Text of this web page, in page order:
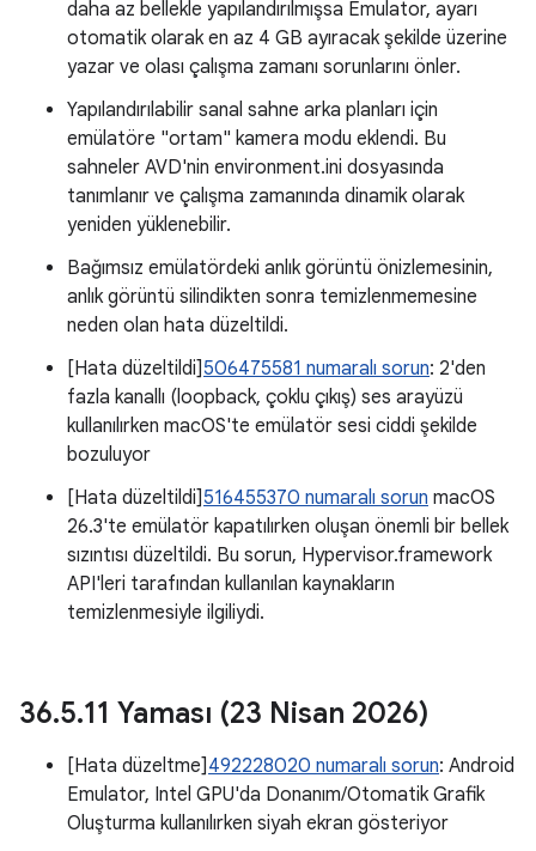
daha az bellekle yapılandırılmışsa Emulator, ayarı
otomatik olarak en az 4 GB ayıracak şekilde üzerine
yazar ve olası çalışma zamanı sorunlarını önler.
Yapılandırılabilir sanal sahne arka planları için
emülatöre "ortam" kamera modu eklendi. Bu
sahneler AVD'nin environment.ini dosyasında
tanımlanır ve çalışma zamanında dinamik olarak
yeniden yüklenebilir.
Bağımsız emülatördeki anlık görüntü önizlemesinin,
anlık görüntü silindikten sonra temizlenmemesine
neden olan hata düzeltildi.
[Hata düzeltildi] 506475581 numaralı sorun: 2'den
fazla kanallı (loopback, çoklu çıkış) ses arayüzü
kullanılırken macOS'te emülatör sesi ciddi şekilde
bozuluyor
[Hata düzeltildi] 516455370 numaralı sorun macOS
26.3'te emülatör kapatılırken oluşan önemli bir bellek
sızıntısı düzeltildi. Bu sorun, Hypervisor.framework
API'leri tarafından kullanılan kaynakların
temizlenmesiyle ilgiliydi.
36.5.11 Yaması (23 Nisan 2026)
[Hata düzeltme] 492228020 numaralı sorun: Android
Emulator, Intel GPU'da Donanım/Otomatik Grafik
Oluşturma kullanılırken siyah ekran gösteriyor